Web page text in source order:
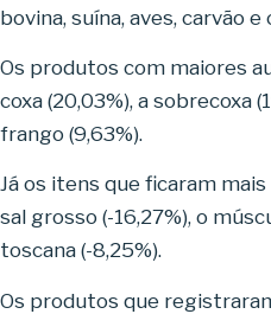
bovina, suína, aves, carvão
Os produtos com maiores
coxa (20,03%), a sobrecoxa
frango (9,63%).
Já os itens que ficaram
sal grosso (-16,27%), o
toscana (-8,25%).
Os produtos que